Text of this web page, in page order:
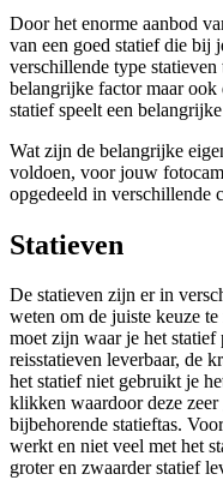
Door het enorme aanbod
van een goed statief die bij
verschillende type
belangrijke factor maar
statief speelt een
Wat zijn de belangrijke
voldoen, voor jouw
opgedeeld in verschillende
Statieven
De statieven zijn er in
weten om de juiste keuze
moet zijn waar je het
reisstatieven leverbaar, de
het statief niet gebruikt je
klikken waardoor deze
bijbehorende statieftas.
werkt en niet veel met het
groter en zwaarder statief